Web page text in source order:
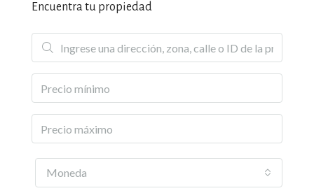
Encuentra tu propiedad
Moneda